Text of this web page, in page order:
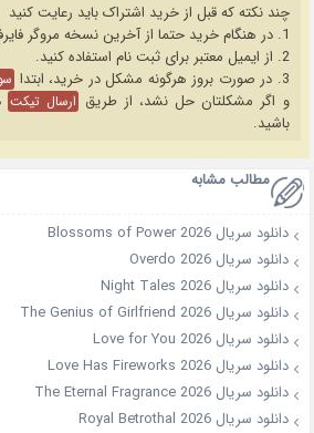
چند نکته که قبل از خرید اشتراک باید رعایت کنید
1. در هنگام خرید حتما از آخرین نسخه مروگر فایرفاکس یا کروم استفاده کنید.
2. از ایمیل معتبر برای ثبت نام استفاده کنید.
3. در صورت بروز هرگونه مشکل در خرید، ابتدا
و اگر مشکلتان حل نشد، از طریق ارسال تیکت
باشید.
مطالب مشابه
دانلود سریال Blossoms of Power 2026
دانلود سریال Overdo 2026
دانلود سریال Night Tales 2026
دانلود سریال The Genius of Girlfriend 2026
دانلود سریال Love for You 2026
دانلود سریال Love Has Fireworks 2026
دانلود سریال The Eternal Fragrance 2026
دانلود سریال Royal Betrothal 2026